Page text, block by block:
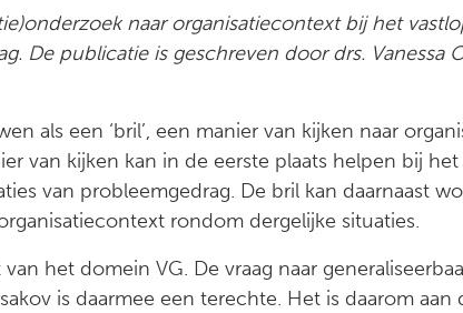
naar organisatiecontext bij het
De publicatie is geschreven door drs. Vanessa
als een ‘bril’, een manier van kijken naar
van kijken kan in de eerste plaats helpen bij
van probleemgedrag. De bril kan daarnaast
rondom dergelijke situaties.
het domein VG. De vraag naar
is daarmee een terechte. Het is daarom aan